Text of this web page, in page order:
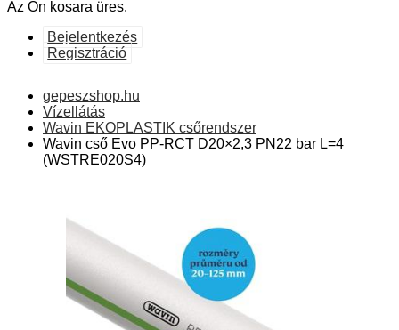
Az Ön kosara üres.
Bejelentkezés
Regisztráció
gepeszshop.hu
Vízellátás
Wavin EKOPLASTIK csőrendszer
Wavin cső Evo PP-RCT D20×2,3 PN22 bar L=4
(WSTRE020S4)